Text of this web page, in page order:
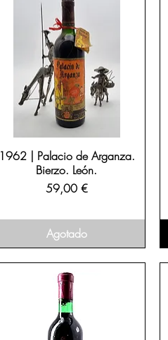
1962 | Palacio de Arganza.
Bierzo. León.
Precio
59,00 €
Agotado